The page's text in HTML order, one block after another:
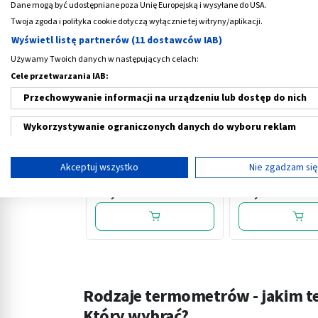
Forte, 1 g, tabletki
musujące, 8 szt
12,69 PLN
mg, tabl.musuj.,
13,49 PLN
‹
Rodzaje termometrów - jakim
Dane mogą być udostępniane poza Unię Europejską i wysyłane do USA.
Twoja zgoda i polityka cookie dotyczą wyłącznie tej witryny/aplikacji.
Wyświetl listę partnerów (11 dostawców IAB)
Używamy Twoich danych w następujących celach:
Cele przetwarzania IAB:
Przechowywanie informacji na urządzeniu lub dostęp do nich
Wykorzystywanie ograniczonych danych do wyboru reklam
Tworzenie profili w celu spersonalizowanych reklam
Tworzenie profili w celu personalizacji treści
Wykorzystywanie profili w celu doboru spersonalizowanych
Pomiar efektywności treści
Akceptuj wszystko Nie zgadzam się